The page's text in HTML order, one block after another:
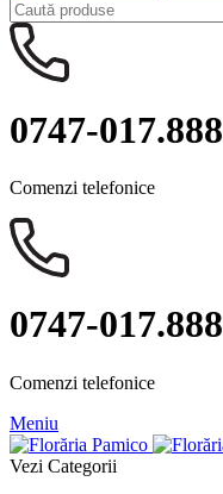
0747-017.888
Comenzi telefonice
0747-017.888
Comenzi telefonice
Meniu
Vezi Categorii